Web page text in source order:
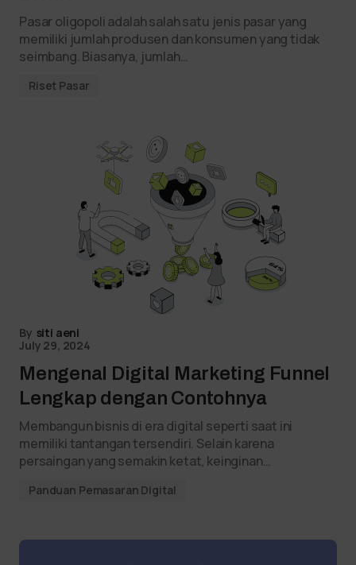
Pasar oligopoli adalah salah satu jenis pasar yang
memiliki jumlah produsen dan konsumen yang tidak
seimbang. Biasanya, jumlah…
Riset Pasar
By siti aeni
July 29, 2024
Mengenal Digital Marketing Funnel
Lengkap dengan Contohnya
Membangun bisnis di era digital seperti saat ini
memiliki tantangan tersendiri. Selain karena
persaingan yang semakin ketat, keinginan…
Panduan Pemasaran Digital